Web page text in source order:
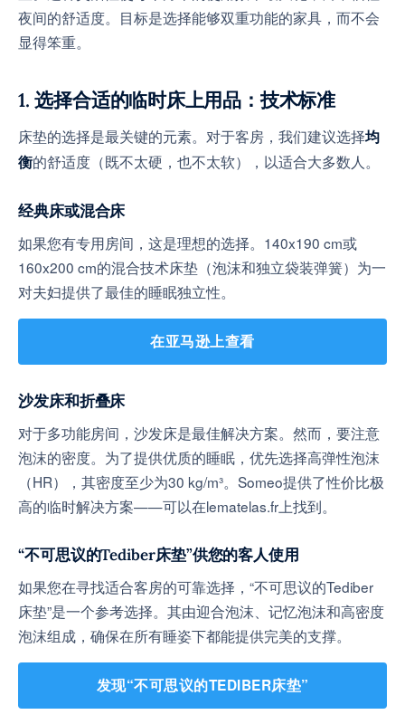
夜间的舒适度。目标是选择能够双重功能的家具，而不会
显得笨重。
1. 选择合适的临时床上用品：技术标准
床垫的选择是最关键的元素。对于客房，我们建议选择均
衡的舒适度（既不太硬，也不太软），以适合大多数人。
经典床或混合床
如果您有专用房间，这是理想的选择。140x190 cm或
160x200 cm的混合技术床垫（泡沫和独立袋装弹簧）为一
对夫妇提供了最佳的睡眠独立性。
在亚马逊上查看
沙发床和折叠床
对于多功能房间，沙发床是最佳解决方案。然而，要注意
泡沫的密度。为了提供优质的睡眠，优先选择高弹性泡沫
（HR），其密度至少为30 kg/m³。Someo提供了性价比极
高的临时解决方案——可以在lematelas.fr上找到。
“不可思议的Tediber床垫”供您的客人使用
如果您在寻找适合客房的可靠选择，“不可思议的Tediber
床垫”是一个参考选择。其由迎合泡沫、记忆泡沫和高密度
泡沫组成，确保在所有睡姿下都能提供完美的支撑。
发现“不可思议的TEDIBER床垫”